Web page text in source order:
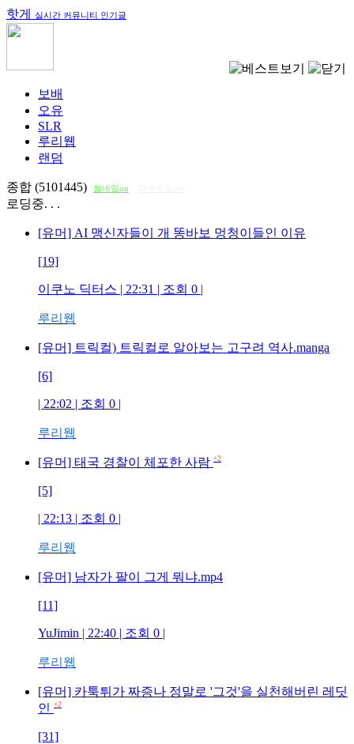
핫게 실시간 커뮤니티 인기글
보배
오유
SLR
루리웹
랜덤
종합 (5101445) 썸네일on
로딩중. . .
[유머] AI 맹신자들이 개 똥바보 멍청이들인 이유
[19]
이쿠노 딕터스 | 22:31 | 조회 0 |
루리웹
[유머] 트릭컬) 트릭컬로 알아보는 고구려 역사.manga
[6]
| 22:02 | 조회 0 |
루리웹
[유머] 태국 경찰이 체포한 사람 +2
[5]
| 22:13 | 조회 0 |
루리웹
[유머] 남자가 팔이 그게 뭐냐.mp4
[11]
YuJimin | 22:40 | 조회 0 |
루리웹
[유머] 카툭튀가 짜증나 정말로 '그것'을 실천해버린 레딧
인 +2
[31]